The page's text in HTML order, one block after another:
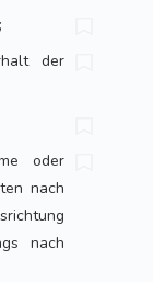
der
oder
nach
nach